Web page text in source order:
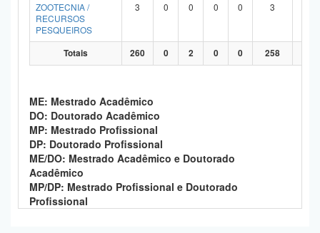
ZOOTECNIA /
RECURSOS
PESQUEIROS
3 0 0 0 0 3
Totais 260 0 2 0 0 258
ME: Mestrado Acadêmico
DO: Doutorado Acadêmico
MP: Mestrado Profissional
DP: Doutorado Profissional
ME/DO: Mestrado Acadêmico e Doutorado
Acadêmico
MP/DP: Mestrado Profissional e Doutorado
Profissional